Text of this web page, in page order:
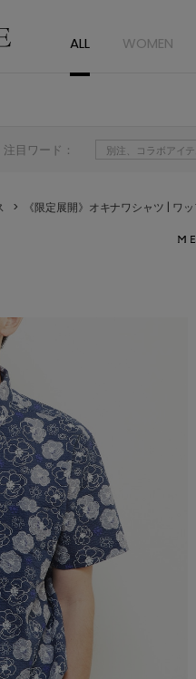
ALL WOMEN
注目ワード： 別注、コラボアイ
《限定展開》オキナワシャツ | ワ